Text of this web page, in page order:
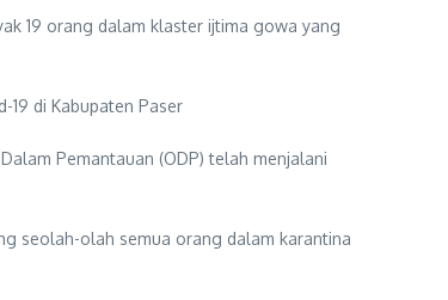
19 orang dalam klaster ijtima gowa yang
19 di Kabupaten Paser
Pemantauan (ODP) telah menjalani
seolah-olah semua orang dalam karantina